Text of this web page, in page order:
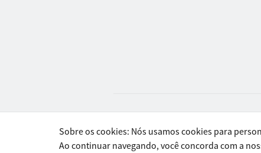
Sobre os cookies: Nós usamos cookies para
Ao continuar navegando, você concorda com a